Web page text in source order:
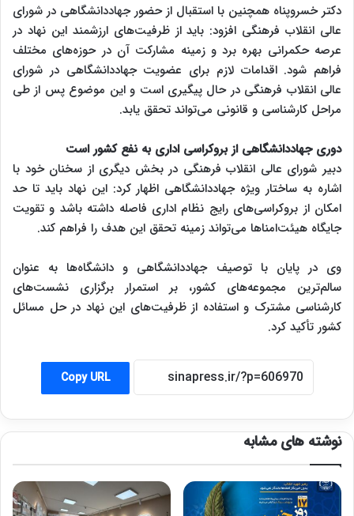
دکتر خسروپناه همچنین با استقبال از حضور جهاددانشگاهی در شورای
عالی انقلاب فرهنگی افزود: باید از ظرفیت‌های ارزشمند این نهاد در
عرصه حکمرانی بهره برد و زمینه مشارکت آن در حوزه‌های مختلف
فراهم شود. اقدامات لازم برای عضویت جهاددانشگاهی در شورای
عالی انقلاب فرهنگی در حال پیگیری است و این موضوع پس از طی
مراحل کارشناسی و قانونی می‌تواند تحقق یابد.
دوری جهاددانشگاهی از بروکراسی اداری به نفع کشور است
دبیر شورای عالی انقلاب فرهنگی در بخش دیگری از سخنان خود با
اشاره به ساختار ویژه جهاددانشگاهی اظهار کرد: این نهاد باید تا حد
امکان از بروکراسی‌های رایج نظام اداری فاصله داشته باشد و تقویت
جایگاه هیئت‌امناها می‌تواند زمینه تحقق این هدف را فراهم کند.
وی در پایان با توصیف جهاددانشگاهی و دانشگاه‌ها به عنوان
سالم‌ترین مجموعه‌های کشور، بر استمرار برگزاری نشست‌های
کارشناسی مشترک و استفاده از ظرفیت‌های این نهاد در حل مسائل
کشور تأکید کرد.
Copy URL
نوشته های مشابه